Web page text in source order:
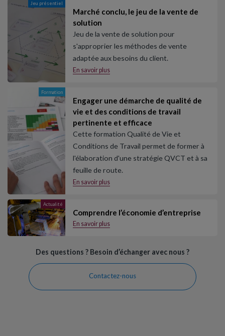
Jeu présentiel
Marché conclu, le jeu de la vente de
solution
Jeu de la vente de solution pour
s'approprier les méthodes de vente
adaptée aux besoins du client.
En savoir plus
Formation
Engager une démarche de qualité de
vie et des conditions de travail
pertinente et efficace
Cette formation Qualité de Vie et
Conditions de Travail permet de former à
l'élaboration d'une stratégie QVCT et à sa
feuille de route.
En savoir plus
Actualité
Comprendre l’économie d’entreprise
En savoir plus
Des questions ? Besoin d’échanger avec nous ?
Contactez-nous